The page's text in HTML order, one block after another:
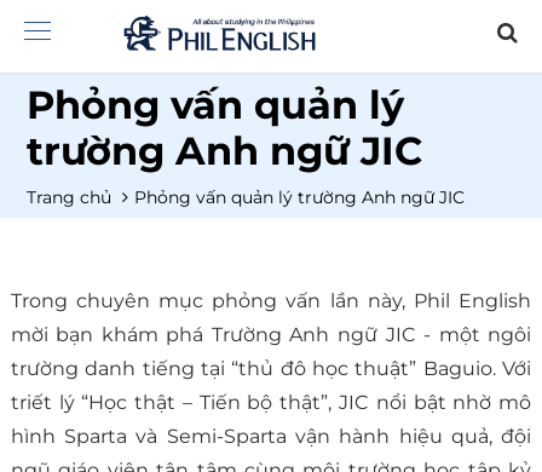
Phỏng vấn quản lý
trường Anh ngữ JIC
Trang chủ Phỏng vấn quản lý trường Anh ngữ JIC
Trong chuyên mục phỏng vấn lần này, Phil English
mời bạn khám phá Trường Anh ngữ JIC - một ngôi
trường danh tiếng tại “thủ đô học thuật” Baguio. Với
triết lý “Học thật – Tiến bộ thật”, JIC nổi bật nhờ mô
hình Sparta và Semi-Sparta vận hành hiệu quả, đội